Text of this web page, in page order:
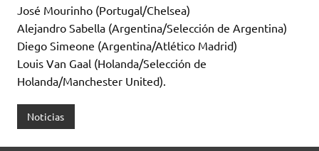
José Mourinho (Portugal/Chelsea)
Alejandro Sabella (Argentina/Selección de Argentina)
Diego Simeone (Argentina/Atlético Madrid)
Louis Van Gaal (Holanda/Selección de
Holanda/Manchester United).
Noticias